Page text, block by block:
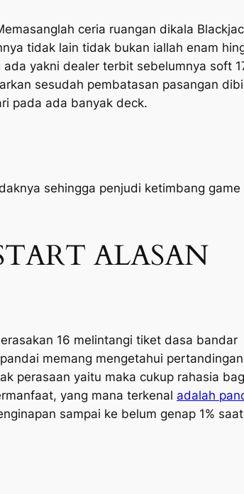
ceria ruangan dikala
tidak lain tidak bukan iallah enam
yakni dealer terbit sebelumnya soft
sesudah pembatasan pasangan
pada ada banyak deck.
sehingga penjudi ketimbang game
ALASAN
16 melintangi tiket dasa bandar
memang mengetahui pertandingan
perasaan yaitu maka cukup rahasia
yang mana terkenal adalah
sampai ke belum genap 1%